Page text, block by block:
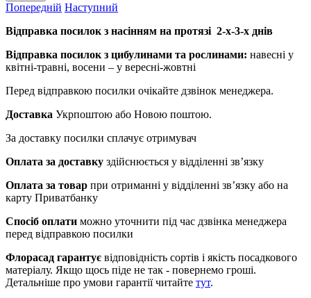
Попередній Наступний
Відправка посилок з насінням на протязі 2-х-3-х днів
Відправка посилок з цибулинами та рослинами: навесні у
квітні-травні, восени – у вересні-жовтні
Перед відправкою посилки очікайте дзвінок менеджера.
Доставка Укрпоштою або Новою поштою.
За доставку посилки сплачує отримувач
Оплата за доставку здійснюється у відділенні зв’язку
Оплата за товар при отриманні у відділенні зв’язку або на
карту Приватбанку
Спосіб оплати можно уточнити під час дзвінка менеджера
перед відправкою посилки
Флорасад гарантує відповідність сортів і якість посадкового
матеріалу. Якщо щось піде не так - повернемо гроші.
Детальніше про умови гарантії читайте тут.